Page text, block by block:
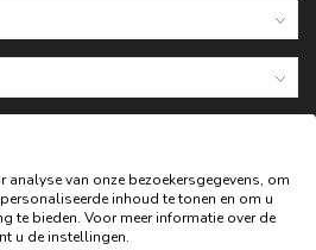
analyse van onze bezoekersgegevens, om
inhoud te tonen en om u
te bieden. Voor meer informatie over de
u de instellingen.